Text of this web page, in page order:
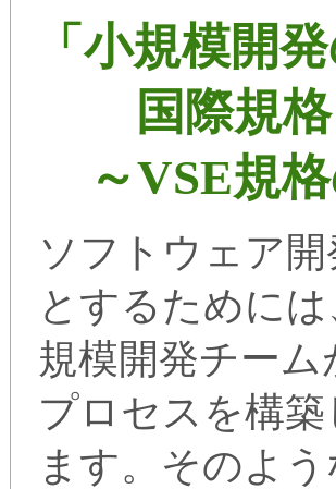
「小規模開
国際規
～VSE規
ソフトウェア
とするために
規模開発チー
プロセスを構
ます。そのよ